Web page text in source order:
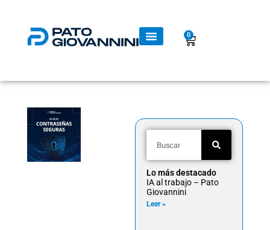
0
Lo más destacado
IA al trabajo – Pato
Giovannini
Leer »